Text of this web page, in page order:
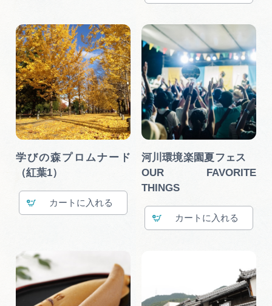
学びの森プロムナード
（紅葉1）
カート
河川環境楽園夏フェス
OUR FAVORITE
THINGS
カート